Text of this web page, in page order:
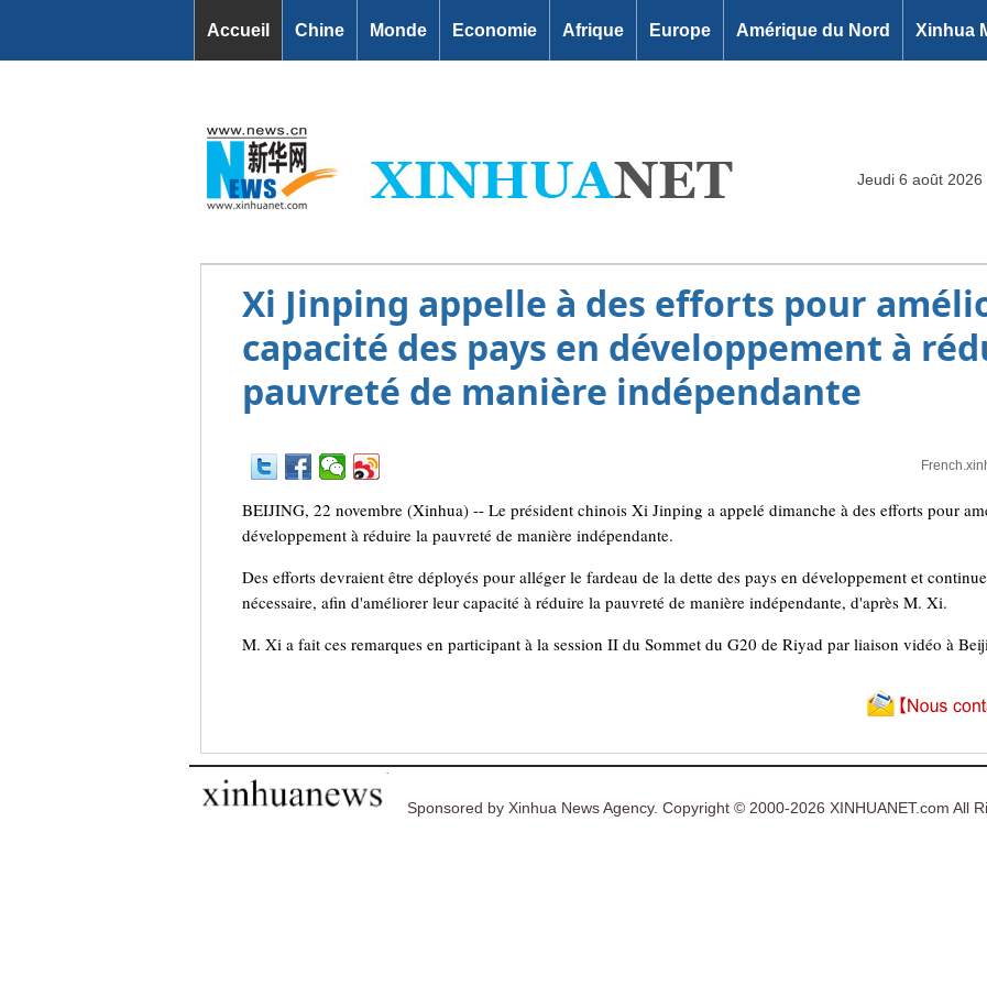
Accueil Chine Monde Economie Afrique Europe Amérique du Nord Xinhua
Jeudi 6 août 2026
Xi Jinping appelle à des efforts pour
capacité des pays en développement à
pauvreté de manière indépendante
BEIJING, 22 novembre (Xinhua) -- Le président chinois Xi Jinping a appelé dimanche à des efforts pour
développement à réduire la pauvreté de manière indépendante.
Des efforts devraient être déployés pour alléger le fardeau de la dette des pays en développement et
nécessaire, afin d'améliorer leur capacité à réduire la pauvreté de manière indépendante, d'après M. Xi.
M. Xi a fait ces remarques en participant à la session II du Sommet du G20 de Riyad par liaison vidéo à
Sponsored by Xinhua News Agency. Copyright © 2000-2026 XINHUANET.com All